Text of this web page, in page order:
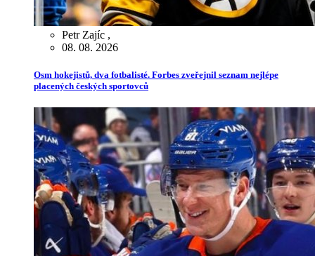
Petr Zajíc ,
08. 08. 2026
Osm hokejistů, dva fotbalisté. Forbes zveřejnil seznam nejlépe
placených českých sportovců